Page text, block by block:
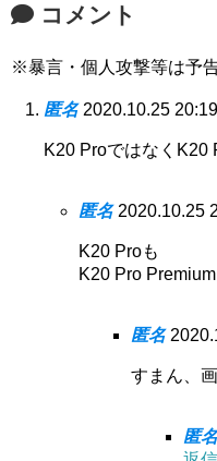
コメント
※暴言・個人攻撃等は予
匿名 2020.10.25 20:19
K20 Proではなく
匿名 2020.10.25
K20 Proも
K20 Pro
匿名
すまん、
匿名